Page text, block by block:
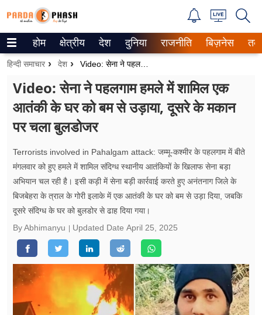
Trending on Google News
वेब स्टोरीज
उत्तर प्रदेश
गैलरी
वीडियो
रिलेशनशिप
जीवन मंत्रा
फूड
होम क्षेत्रीय देश दुनिया राजनीति बिज़नेस
हिन्दी समाचार देश Video: सेना ने पहलगाम हमले में शामिल एक आतंकी के घर को बम से उड़ाया, दूसरे के मकान पर चला बुलडोजर
Video: सेना ने पहलगाम हमले में शामिल एक
आतंकी के घर को बम से उड़ाया, दूसरे के मकान
पर चला बुलडोजर
Terrorists involved in Pahalgam attack: जम्मू-कश्मीर के पहलगाम में बीते
मंगलवार को हुए हमले में शामिल संदिग्ध स्थानीय आतंकियों के खिलाफ सेना बड़ा
अभियान चल रही है। इसी कड़ी में सेना बड़ी कार्रवाई करते हुए अनंतनाग जिले के
बिजबेहरा के त्राल के गोरी इलाके में एक आतंकी के घर को बम से उड़ा दिया, जबकि
दूसरे संदिग्ध के घर को बुलडोर से ढाह दिया गया।
By Abhimanyu
Updated Date April 25, 2025